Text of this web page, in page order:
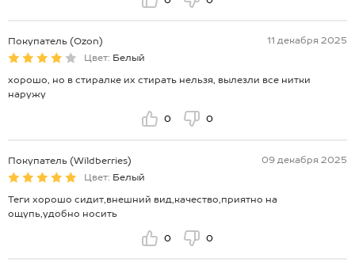
Покупатель (Ozon)
11 декабря 2025
Цвет: Белый
хорошо, но в стиралке их стирать нельзя, вылезли все нитки
наружу
0 0
Покупатель (Wildberries)
09 декабря 2025
Цвет: Белый
Теги хорошо сидит,внешний вид,качество,приятно на
ощупь,удобно носить
0 0